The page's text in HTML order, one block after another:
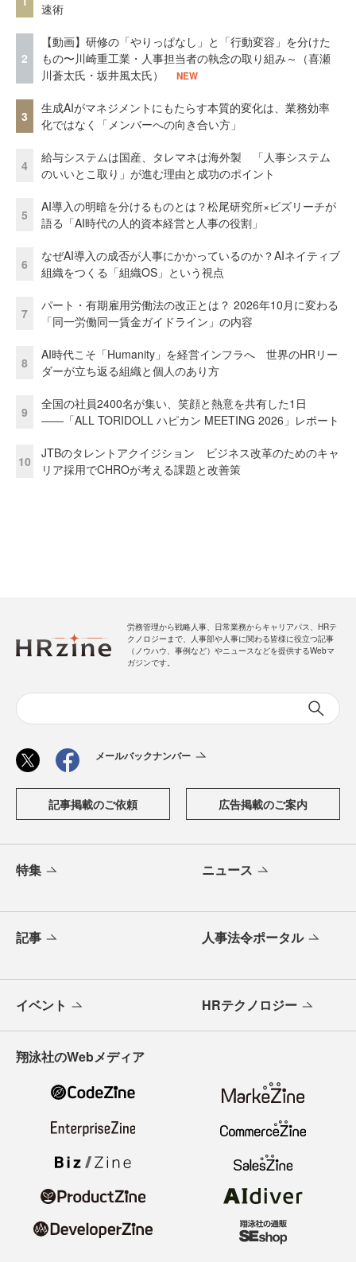
速術
2
【動画】研修の「やりっぱなし」と「行動変容」を分けた
もの〜川崎重工業・人事担当者の執念の取り組み～（喜瀬
川蒼太氏・坂井風太氏）
NEW
3
生成AIがマネジメントにもたらす本質的変化は、業務効率
化ではなく「メンバーへの向き合い方」
4
給与システムは国産、タレマネは海外製 「人事システム
のいいとこ取り」が進む理由と成功のポイント
5
AI導入の明暗を分けるものとは？松尾研究所×ビズリーチが
語る「AI時代の人的資本経営と人事の役割」
6
なぜAI導入の成否が人事にかかっているのか？AIネイティブ
組織をつくる「組織OS」という視点
7
パート・有期雇用労働法の改正とは？ 2026年10月に変わる
「同一労働同一賃金ガイドライン」の内容
8
AI時代こそ「Humanity」を経営インフラへ 世界のHRリー
ダーが立ち返る組織と個人のあり方
9
全国の社員2400名が集い、笑顔と熱意を共有した1日
――「ALL TORIDOLL ハピカン MEETING 2026」レポート
10
JTBのタレントアクイジション ビジネス改革のためのキャ
リア採用でCHROが考える課題と改善策
労務管理から戦略人事、日常業務からキャリアパス、HRテ
クノロジーまで、人事部や人事に関わる皆様に役立つ記事
（ノウハウ、事例など）やニュースなどを提供するWebマ
ガジンです。
メールバックナンバー
記事掲載のご依頼 広告掲載のご案内
特集 ニュース
記事 人事法令ポータル
イベント HRテクノロジー
翔泳社のWebメディア